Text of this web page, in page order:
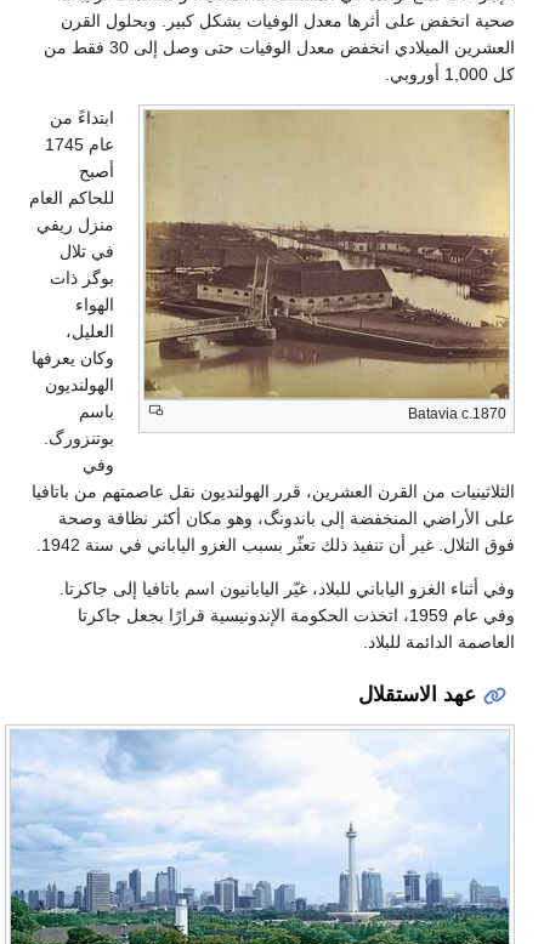
صحية انخفض على أثرها معدل الوفيات بشكل كبير. وبحلول القرن
العشرين الميلادي انخفض معدل الوفيات حتى وصل إلى 30 فقط من
كل 1,000 أوروبي.
Batavia c.1870
ابتداءً من
عام 1745
أصبح
للحاكم العام
منزل ريفي
في تلال
بوگر ذات
الهواء
العليل،
وكان يعرفها
الهولنديون
باسم
بوتنزورگ.
وفي
الثلاثينيات من القرن العشرين، قرر الهولنديون نقل عاصمتهم من باتافيا
على الأراضي المنخفضة إلى باندونگ، وهو مكان أكثر نظافة وصحة
فوق التلال. غير أن تنفيذ ذلك تعثّر بسبب الغزو الياباني في سنة 1942.
وفي أثناء الغزو الياباني للبلاد، غيّر اليابانيون اسم باتافيا إلى جاكرتا.
وفي عام 1959، اتخذت الحكومة الإندونيسية قرارًا بجعل جاكرتا
العاصمة الدائمة للبلاد.
عهد الاستقلال